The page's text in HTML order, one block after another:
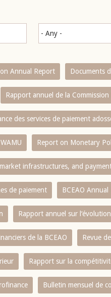
Annual Report Documents
Rapport annuel de la Commission
des services de paiement
Report on Monetary
infrastructures, and
de paiement BCEAO
Rapport annuel sur
de la BCEAO Revue
Rapport sur la
Bulletin mensuel de